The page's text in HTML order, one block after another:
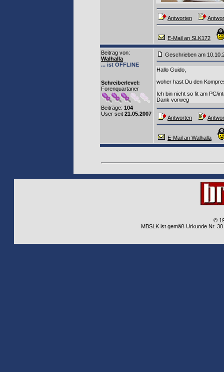
Antworten
E-Mail an SLK172
Beitrag von:
Walhalla
... ist OFFLINE
Schreiberlevel:
Forenquartaner
Beiträge: 104
User seit 21.05.2007
Geschrieben am
Hallo Guido,
woher hast Du den
Ich bin nicht so fit am PC/
Dank vorweg
Antworten
E-Mail an Walhalla
©
MBSLK ist gemäß Urkunde Nr.